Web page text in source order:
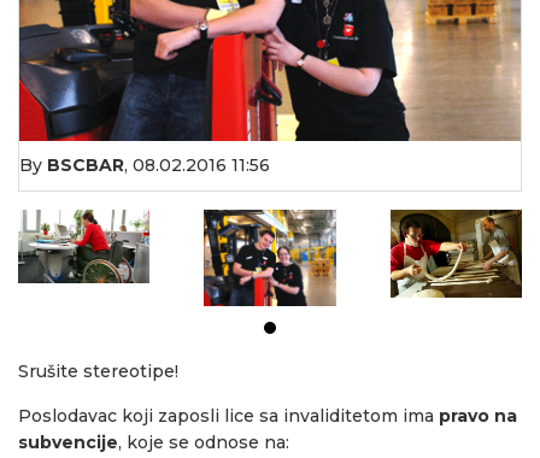
By BSCBAR, 08.02.2016 11:56
Srušite stereotipe!
Poslodavac koji zaposli lice sa invaliditetom ima pravo na
subvencije, koje se odnose na: